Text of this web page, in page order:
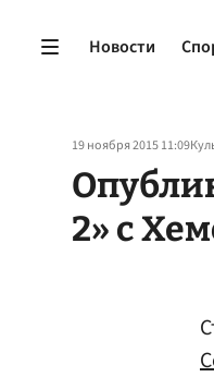
Новости
19 ноября 2015 11:09
2» с